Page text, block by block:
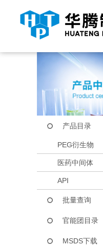
当前位置： 首页
产品目录
PEG衍生物
医药中间体
API
批量查询
官能团目录
MSDS下载